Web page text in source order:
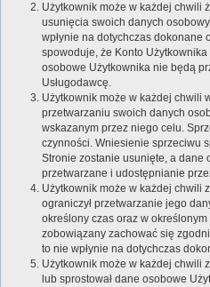
Użytkownik może w każdej chwili
usunięcia swoich danych
wpłynie na dotychczas dokonane
spowoduje, że Konto
osobowe Użytkownika nie będą
Usługodawcę.
Użytkownik może w każdej chwili
przetwarzaniu swoich danych
wskazanym przez niego celu.
czynności. Wniesienie sprzeciwu
Stronie zostanie usunięte, a dane
przetwarzane i udostępnianie
Użytkownik może w każdej chwili
ograniczył przetwarzanie jego
określony czas oraz w
zobowiązany zachować się
to nie wpłynie na dotychczas
Użytkownik może w każdej chwili
lub sprostował dane osobowe